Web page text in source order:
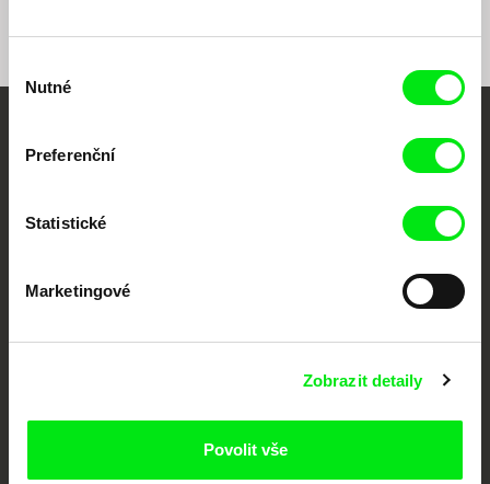
souhlasu
Nutné
Preferenční
Statistické
Marketingové
Zobrazit detaily
Povolit vše
podporovat kvalitní autorské filmy.